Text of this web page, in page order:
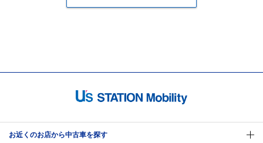
お近くのお店から中古車を探す